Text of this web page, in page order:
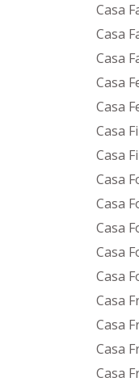
Casa
Casa
Casa
Casa
Casa
Casa
Casa
Casa
Casa
Casa
Casa
Casa
Casa
Casa
Casa
Casa